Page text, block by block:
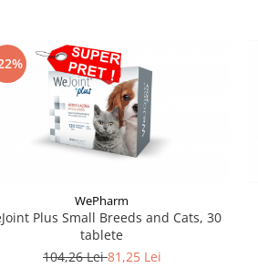
WePharm
Plus Small Breeds and Cats, 30
tablete
104,26 Lei81,25 Lei